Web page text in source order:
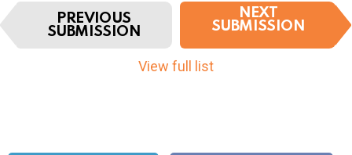
I
e
PREVIOUS
SUBMISSION
NEXT
SUBMISSION
View full list